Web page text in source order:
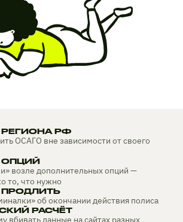
РФ
ОСАГО вне зависимости от своего
ОПЦИЙ
возле дополнительных опций —
то, что нужно
ПРОДЛИТЬ
об окончании действия полиса
РАСЧЁТ
вбивать данные на сайтах разных